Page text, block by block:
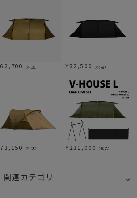
62,700 （税込） ¥82,500 （税込）
73,150 （税込） ¥231,000 （税込）
関連カテゴリ